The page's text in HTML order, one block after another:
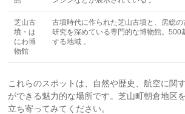
芝山古
墳・は
にわ博
物館
古墳時代に作られた芝山古墳と、房総
研究を深めている専門的な博物館。500
する地域 。
これらのスポットは、自然や歴史、航空に関
ができる魅力的な場所です。芝山町朝倉地区
立ち寄ってみてください。